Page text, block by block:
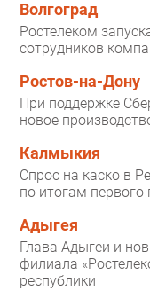
Волгоград
Ростелеком
сотрудников
Ростов-на-Дону
При поддержке
новое
Калмыкия
Спрос на каско в
по итогам первого
Адыгея
Глава Адыгеи и
филиала
республики